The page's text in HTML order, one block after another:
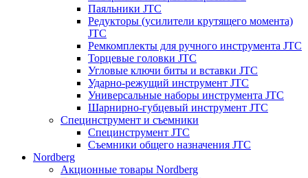
Паяльники JTC
Редукторы (усилители крутящего момента)
JTC
Ремкомплекты для ручного инструмента JTC
Торцевые головки JTC
Угловые ключи биты и вставки JTC
Ударно-режущий инструмент JTC
Универсальные наборы инструмента JTC
Шарнирно-губцевый инструмент JTC
Специнструмент и съемники
Специнструмент JTC
Съемники общего назначения JTC
Nordberg
Акционные товары Nordberg